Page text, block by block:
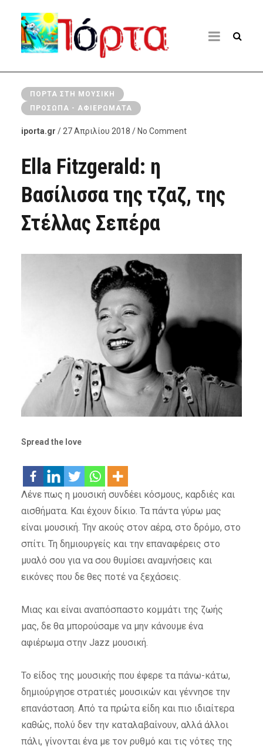
ΠΌΡΤΑ ΣΤΗ ΜΟΥΣΙΚΉ
ΠΡΌΣΩΠΑ - ΑΦΙΕΡΏΜΑΤΑ
iporta.gr / 27 Απριλίου 2018 / No Comment
Ella Fitzgerald: η
Βασίλισσα της τζαζ, της
Στέλλας Σεπέρα
Spread the love
Λένε πως η μουσική συνδέει κόσμους, καρδιές και
αισθήματα. Και έχουν δίκιο. Τα πάντα γύρω μας
είναι μουσική. Την ακούς στον αέρα, στο δρόμο, στο
σπίτι. Τη δημιουργείς και την επαναφέρεις στο
μυαλό σου για να σου θυμίσει αναμνήσεις και
εικόνες που δε θες ποτέ να ξεχάσεις.
Μιας και είναι αναπόσπαστο κομμάτι της ζωής
μας, δε θα μπορούσαμε να μην κάνουμε ένα
αφιέρωμα στην Jazz μουσική.
Το είδος της μουσικής που έφερε τα πάνω-κάτω,
δημιούργησε στρατιές μουσικών και γέννησε την
επανάσταση. Από τα πρώτα είδη και πιο ιδιαίτερα
καθώς, πολύ δεν την καταλαβαίνουν, αλλά άλλοι
πάλι, γίνονται ένα με τον ρυθμό και τις νότες της